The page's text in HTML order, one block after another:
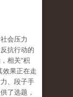
会压力
抗行动的
相关“积
效果正在走
、段子手
了选题，